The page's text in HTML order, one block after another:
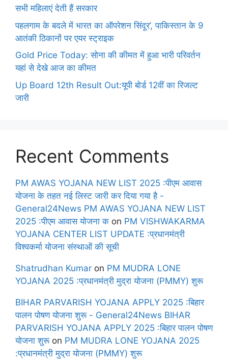
सभी महिलाएं देती हैं सरकार
पहलगाम के बदले में भारत का ऑपरेशन सिंदूर’, पाकिस्तान के 9
आतंकी ठिकानों पर एयर स्ट्राइक
Gold Price Today: सोना की कीमत में हुआ भारी परिवर्तन
यहां से देखे आज का कीमत
Up Board 12th Result Out:यूपी बोर्ड 12वीं का रिजल्ट
जारी
Recent Comments
PM AWAS YOJANA NEW LIST 2025 :पीएम आवास
योजना के तहत नई लिस्ट जारी कर दिया गया है -
General24News PM AWAS YOJANA NEW LIST
2025 :पीएम आवास योजना क on PM VISHWAKARMA
YOJANA CENTER LIST UPDATE :प्रधानमंत्री
विश्वकर्मा योजना संस्थाओं की सूची
Shatrudhan Kumar on PM MUDRA LONE
YOJANA 2025 :प्रधानमंत्री मुद्रा योजना (PMMY) शुरू
BIHAR PARVARISH YOJANA APPLY 2025 :बिहार
पालन पोषण योजना शुरू - General24News BIHAR
PARVARISH YOJANA APPLY 2025 :बिहार पालन पोषण
योजना शुरूon PM MUDRA LONE YOJANA 2025
:प्रधानमंत्री मुद्रा योजना (PMMY) शुरू